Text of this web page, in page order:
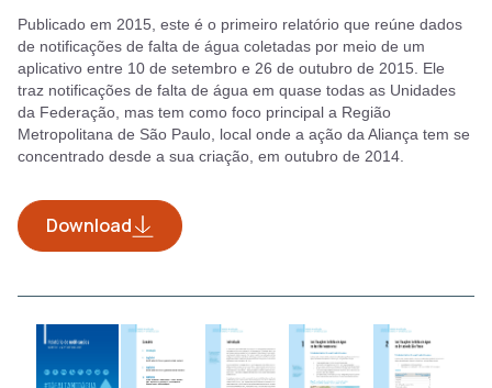
Publicado em 2015, este é o primeiro relatório que reúne dados
de notificações de falta de água coletadas por meio de um
aplicativo entre 10 de setembro e 26 de outubro de 2015. Ele
traz notificações de falta de água em quase todas as Unidades
da Federação, mas tem como foco principal a Região
Metropolitana de São Paulo, local onde a ação da Aliança tem se
concentrado desde a sua criação, em outubro de 2014.
Download